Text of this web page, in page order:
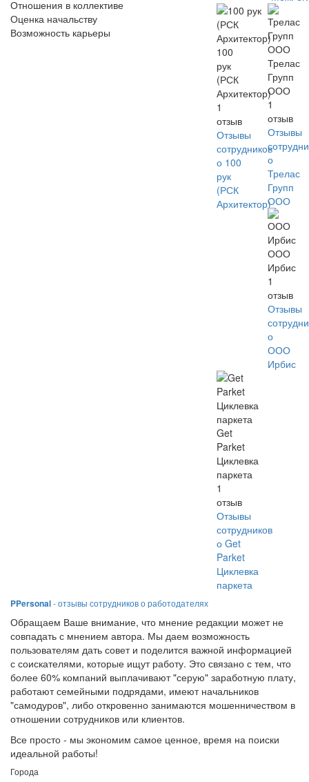
Отношения в коллективе
Оценка начальству
Возможность карьеры
100
рук
(РСК
Архитектор)
1
отзыв
Отзывы
сотрудников
о 100
рук
(РСК
Архитектор)
Трелас
Групп
ООО
1
отзыв
Отзывы
о
Трелас
Групп
ООО
ООО
Ирбис
1
отзыв
Отзывы
о
ООО
Ирбис
Get
Parket
Циклевка
паркета
1
отзыв
Отзывы
сотрудников
о Get
Parket
Циклевка
паркета
PPersonal- отзывы сотрудников о работодателях
Обращаем Ваше внимание, что мнение редакции может не
совпадать с мнением автора. Мы даем возможность
пользователям дать совет и поделится важной информацией
с соискателями, которые ищут работу. Это связано с тем, что
более 60% компаний выплачивают "серую" заработную плату,
работают семейными подрядами, имеют начальников
"самодуров", либо откровенно занимаются мошенничеством в
отношении сотрудников или клиентов.
Все просто - мы экономим самое ценное, время на поиски
идеальной работы!
Города